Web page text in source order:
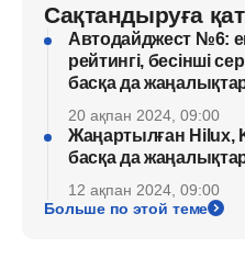
Сақтандыруға
Автодайджест №6:
рейтингі, бесінші
басқа да
20 ақпан 2024, 09:00
Жаңартылған Hilux,
басқа да
12 ақпан 2024, 09:00
Больше по этой теме